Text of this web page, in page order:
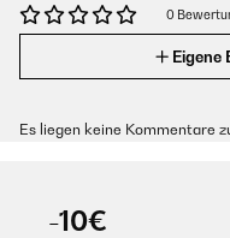
0
Eigene
Es liegen keine Kommentare
-10€